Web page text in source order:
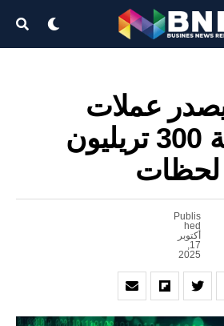
عملات
رقمية بقيمة 300 تريليون
لحظات
Publis
hed
أكتوبر
17,
2025
Exit mobile